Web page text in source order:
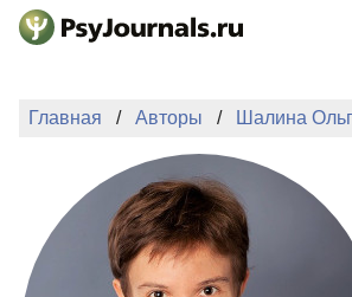
Перейти к основному содержанию
НОВОСТИ
АВТОРЫ
ПОДАТЬ РУКОПИСЬ
БАЗА ЗНАНИЙ
КЛЮЧЕВЫЕ
Регистрация
Главная Авторы Шалина